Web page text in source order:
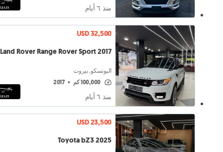
منذ ٦ أيام
USD 32,500
Land Rover Range Rover Sport 2017
اليونسكو, بيروت
100,000 كم •
2017
منذ ٦ أيام
USD 23,500
Toyota bZ3 2025